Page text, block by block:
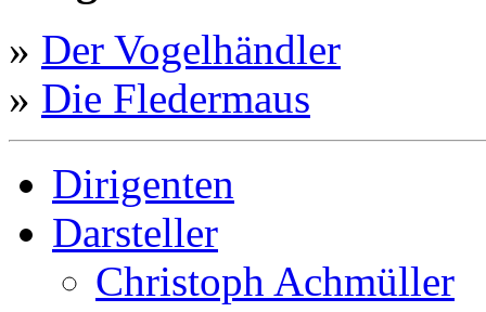
» Der Vogelhändler
» Die Fledermaus
Dirigenten
Darsteller
Christoph Achmüller